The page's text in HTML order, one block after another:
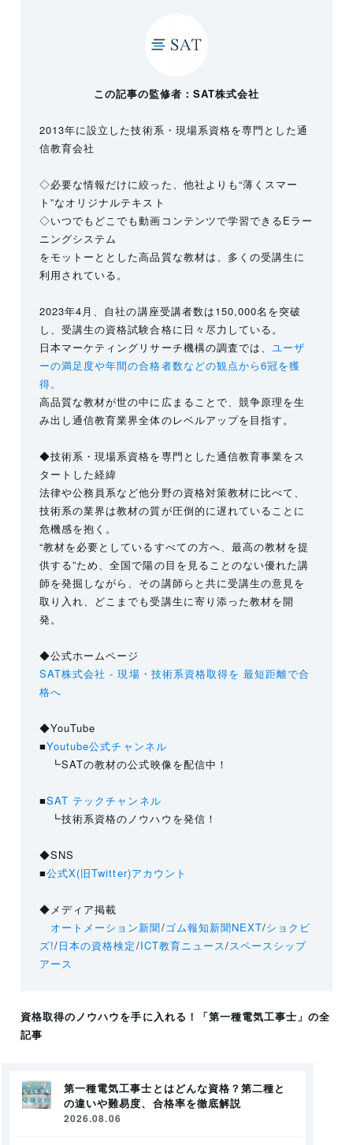
この記事の監修者：SAT株式会社
2013年に設立した技術系・現場系資格を専門とした通
信教育会社
◇必要な情報だけに絞った、他社よりも“薄くスマー
ト”なオリジナルテキスト
◇いつでもどこでも動画コンテンツで学習できるEラー
ニングシステム
をモットーととした高品質な教材は、多くの受講生に
利用されている。
2023年4月、自社の講座受講者数は150,000名を突破
し、受講生の資格試験合格に日々尽力している。
日本マーケティングリサーチ機構の調査では、 ユーザ
ーの満足度や年間の合格者数などの観点から6冠を獲
得。
高品質な教材が世の中に広まることで、競争原理を生
み出し通信教育業界全体のレベルアップを目指す。
◆技術系・現場系資格を専門とした通信教育事業をス
タートした経緯
法律や公務員系など他分野の資格対策教材に比べて、
技術系の業界は教材の質が圧倒的に遅れていることに
危機感を抱く。
“教材を必要としているすべての方へ、最高の教材を提
供する”ため、全国で陽の目を見ることのない優れた講
師を発掘しながら、その講師らと共に受講生の意見を
取り入れ、どこまでも受講生に寄り添った教材を開
発。
◆公式ホームページ
SAT株式会社 - 現場・技術系資格取得を 最短距離で合
格へ
◆YouTube
■Youtube公式チャンネル
┗SATの教材の公式映像を配信中！
■SAT テックチャンネル
┗技術系資格のノウハウを発信！
◆SNS
■公式X(旧Twitter)アカウント
◆メディア掲載
オートメーション新聞/ゴム報知新聞NEXT/ショクビ
ズ!/日本の資格検定/ICT教育ニュース/スペースシップ
アース
資格取得のノウハウを手に入れる！ 「第一種電気工事士」の全
記事
第一種電気工事士とはどんな資格？第二種と
の違いや難易度、合格率を徹底解説
2026.08.06